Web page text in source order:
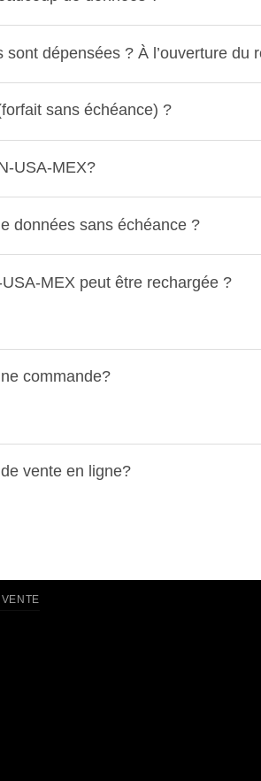
dépensées ? À l’ouverture du
sans échéance) ?
USA-MEX?
données sans échéance ?
MEX peut être rechargée ?
commande?
vente en ligne?